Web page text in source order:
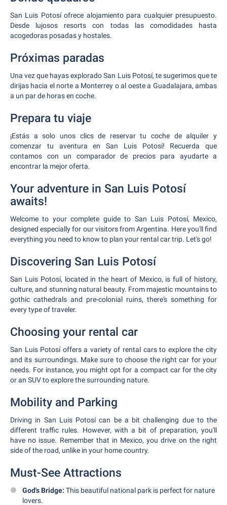
San Luis Potosí ofrece alojamiento para cualquier presupuesto.
Desde lujosos resorts con todas las comodidades hasta
acogedoras posadas y hostales.
Próximas paradas
Una vez que hayas explorado San Luis Potosí, te sugerimos que te
dirijas hacia el norte a Monterrey o al oeste a Guadalajara, ambas
a un par de horas en coche.
Prepara tu viaje
¡Estás a solo unos clics de reservar tu coche de alquiler y
comenzar tu aventura en San Luis Potosí! Recuerda que
contamos con un comparador de precios para ayudarte a
encontrar la mejor oferta.
Your adventure in San Luis Potosí
awaits!
Welcome to your complete guide to San Luis Potosí, Mexico,
designed especially for our visitors from Argentina. Here you'll find
everything you need to know to plan your rental car trip. Let's go!
Discovering San Luis Potosí
San Luis Potosí, located in the heart of Mexico, is full of history,
culture, and stunning natural beauty. From majestic mountains to
gothic cathedrals and pre-colonial ruins, there's something for
every type of traveler.
Choosing your rental car
San Luis Potosí offers a variety of rental cars to explore the city
and its surroundings. Make sure to choose the right car for your
needs. For instance, you might opt for a compact car for the city
or an SUV to explore the surrounding nature.
Mobility and Parking
Driving in San Luis Potosí can be a bit challenging due to the
different traffic rules. However, with a bit of preparation, you'll
have no issue. Remember that in Mexico, you drive on the right
side of the road, unlike in your home country.
Must-See Attractions
God's Bridge: This beautiful national park is perfect for nature
lovers.